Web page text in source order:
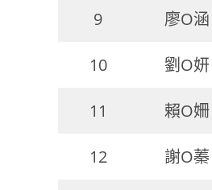
9 廖O涵
10 劉O妍
11 賴O姍
12 謝O蓁